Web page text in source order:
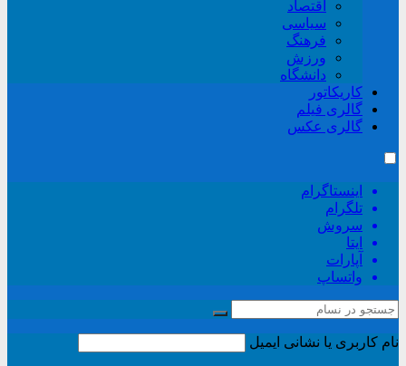
اقتصاد
سیاسی
فرهنگ
ورزش
دانشگاه
کاریکاتور
گالری فیلم
گالری عکس
اینستاگرام
تلگرام
سروش
ایتا
آپارات
واتساپ
نام کاربری یا نشانی ایمیل